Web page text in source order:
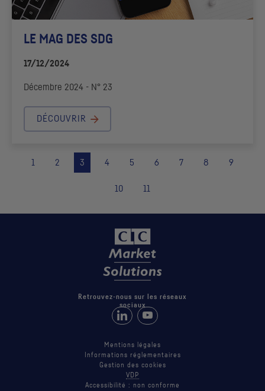
LE MAG DES SDG
17/12/2024
Décembre 2024 - N° 23
DÉCOUVRIR
1 2 3 4 5 6 7 8 9
10 11
Retrouvez-nous sur les réseaux
sociaux
Retrouvez-nous sur LinkedIn
Suivez-nous sur Youtube
Mentions légales
Informations réglementaires
Gestion des cookies
VDP
Accessibilité : non conforme